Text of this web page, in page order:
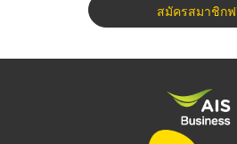
สมัครสมาชิก